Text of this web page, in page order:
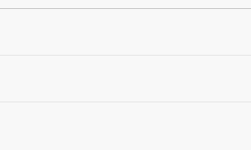
можно в нашем интернет-
несколько способов